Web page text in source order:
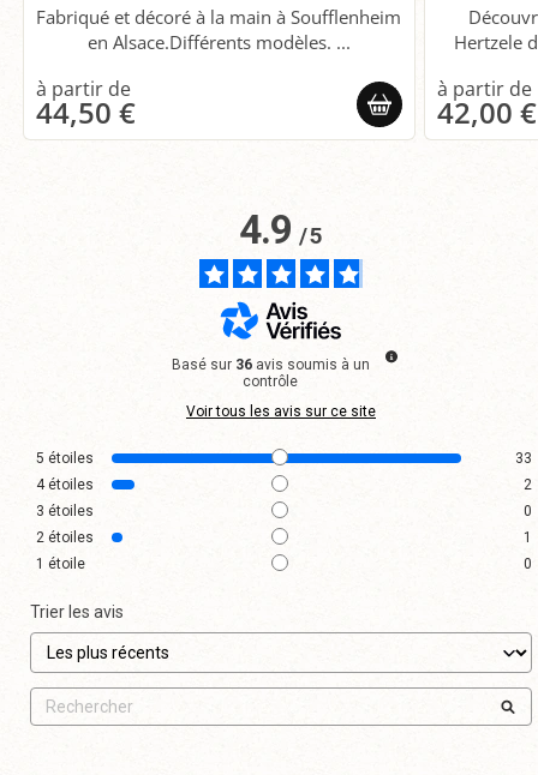
Fabriqué et décoré à la main à Soufflenheim
en Alsace.Différents modèles. ...
44,50 €
Hertzele
42,00 €
4.9/5
Basé sur 36 avis soumis à un
contrôle
Voir tous les avis sur ce site
5 étoiles
33
4 étoiles
2
3 étoiles
0
2 étoiles
1
1 étoile 0
Trier les avis